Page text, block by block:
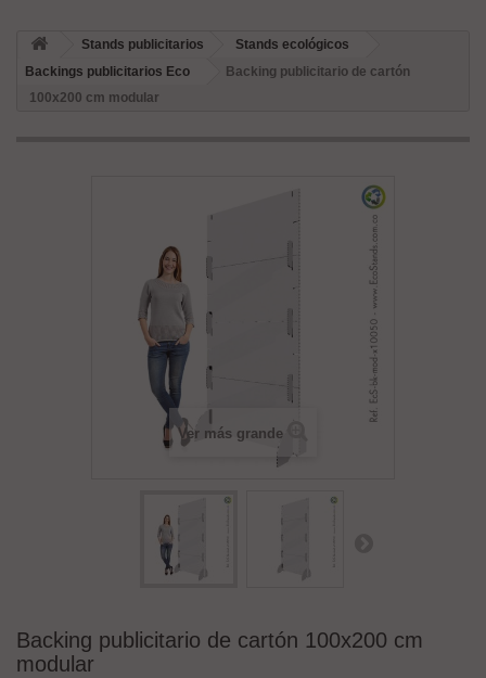
Stands publicitarios
Stands ecológicos
Backings publicitarios Eco
Backing publicitario de cartón
100x200 cm modular
Ver más grande
Backing publicitario de cartón 100x200 cm
modular